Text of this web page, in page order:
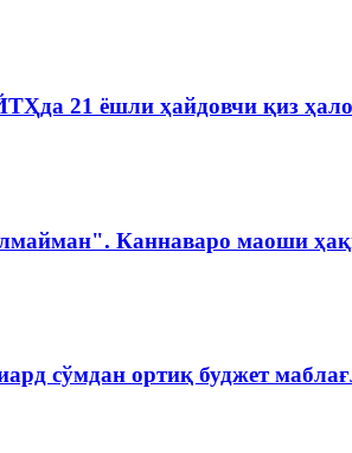
21 ёшли ҳайдовчи қиз
Каннаваро маоши
сўмдан ортиқ буджет